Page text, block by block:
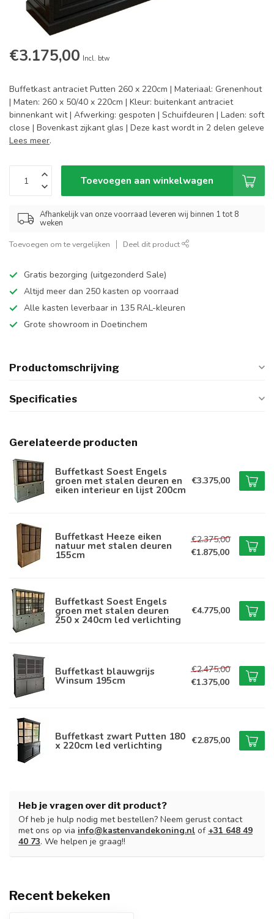
€3.175,00 Incl. btw
Buffetkast antraciet Putten 260 x 220cm | Materiaal: Grenenhout
| Maten: 260 x 50/40 x 220cm | Kleur: buitenkant antraciet
binnenkant wit | Afwerking: gespoten | Schuifdeuren | Laden: soft
close | Bovenkast zijkant glas | Deze kast wordt in 2 delen geleve
Lees meer.
Toevoegen aan winkelwagen
Afhankelijk van onze voorraad leveren wij binnen 1 tot 8
weken
Toevoegen om te vergelijken Deel dit product
Gratis bezorging (uitgezonderd Sale)
Altijd meer dan 250 kasten op voorraad
Alle kasten leverbaar in 135 RAL-kleuren
Grote showroom in Doetinchem
Productomschrijving
Specificaties
Gerelateerde producten
Buffetkast Soest Engels
groen met stalen deuren en
eiken interieur en lijst 200cm
€3.375,00
Buffetkast Heeze eiken
natuur met stalen deuren
155cm
€2.375,00
€1.875,00
Buffetkast Soest Engels
groen met stalen deuren
250 x 240cm led verlichting
€4.775,00
Buffetkast blauwgrijs
Winsum 195cm
€2.475,00
€1.375,00
Buffetkast zwart Putten 180
x 220cm led verlichting €2.875,00
Heb je vragen over dit product?
Of heb je hulp nodig met bestellen? Neem gerust contact
met ons op via info@kastenvandekoning.nl of +31 648 49
40 73. We helpen je graag!!
Recent bekeken